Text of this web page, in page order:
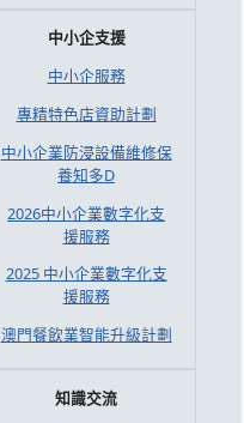
中小企支援
中小企服務
專精特色店資助計劃
中小企業防浸設備維修保
養知多D
2026中小企業數字化支
援服務
2025 中小企業數字化支
援服務
澳門餐飲業智能升級計劃
知識交流